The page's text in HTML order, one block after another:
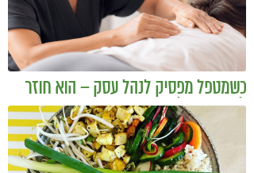
כשמטפל מפסיק לנהל עסק – הוא חוזר
להיות מטפל